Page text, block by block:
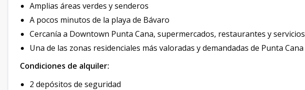
Amplias áreas verdes y senderos
A pocos minutos de la playa de Bávaro
Cercanía a Downtown Punta Cana, supermercados, restaurantes y servicios
Una de las zonas residenciales más valoradas y demandadas de Punta Cana
Condiciones de alquiler:
2 depósitos de seguridad